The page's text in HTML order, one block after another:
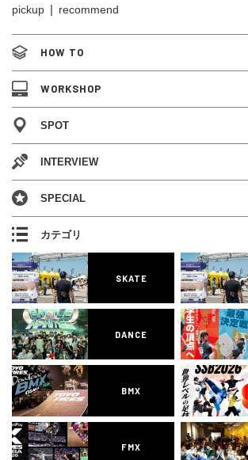
pickup
recommend
HOW TO
WORKSHOP
SPOT
INTERVIEW
SPECIAL
カテゴリ
SKATE
DANCE
BMX
FMX